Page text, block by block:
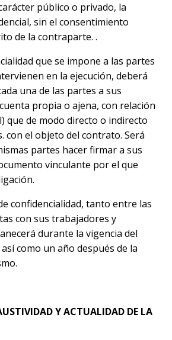
público o privado, la
sin el consentimiento
de la contraparte. .
que se impone a las partes
en la ejecución, deberá
una de las partes a sus
propia o ajena, con relación
que de modo directo o indirecto
con el objeto del contrato. Será
partes hacer firmar a sus
vinculante por el que
confidencialidad, tanto entre las
con sus trabajadores y
durante la vigencia del
como un año después de la
Y ACTUALIDAD DE LA